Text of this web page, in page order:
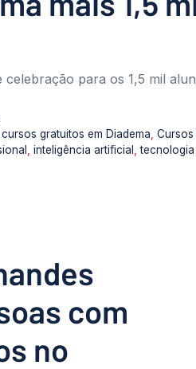
celebração para os 1,5 mil
cursos gratuitos em Diadema
inteligência artificial ,tecnologia
com
no